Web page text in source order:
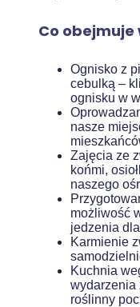
Co
Ognisko z
cebulką –
ognisku w
nasze
Zajęcia ze
końmi,
naszego
możliwość
jedzenia
Karmienie
Kuchnia
wydarzenia
roślinny